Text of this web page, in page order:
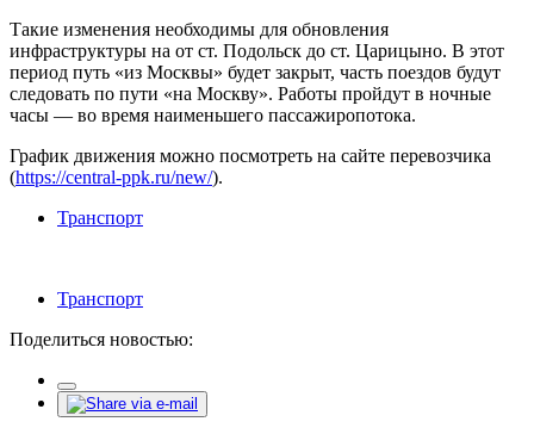
Такие изменения необходимы для обновления
инфраструктуры на от ст. Подольск до ст. Царицыно. В этот
период путь «из Москвы» будет закрыт, часть поездов будут
следовать по пути «на Москву». Работы пройдут в ночные
часы — во время наименьшего пассажиропотока.
График движения можно посмотреть на сайте перевозчика
(https://central-ppk.ru/new/).
Транспорт
Транспорт
Поделиться новостью: